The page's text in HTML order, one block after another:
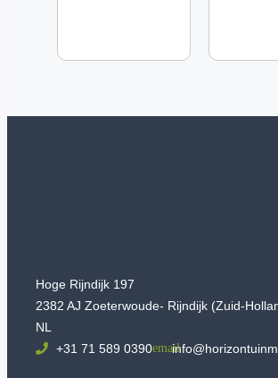
Hoge Rijndijk 197
2382 AJ Zoeterwoude- Rijndijk (Zuid-
NL
+31 71 589 0390